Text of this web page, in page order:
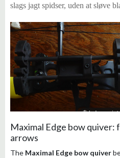
slags jagt spidser, uden at sløve
Maximal Edge bow quiver:
arrows
The Maximal Edge bow quiver